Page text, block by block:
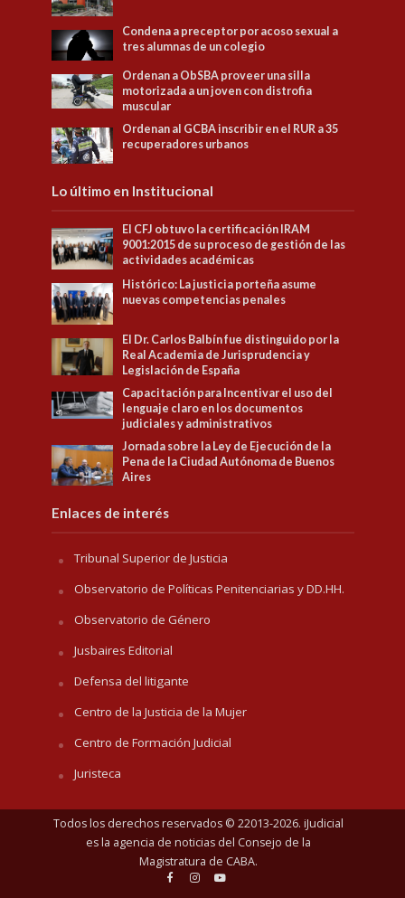
Condena a preceptor por acoso sexual a
tres alumnas de un colegio
Ordenan a ObSBA proveer una silla
motorizada a un joven con distrofia
muscular
Ordenan al GCBA inscribir en el RUR a 35
recuperadores urbanos
Lo último en Institucional
El CFJ obtuvo la certificación IRAM
9001:2015 de su proceso de gestión de las
actividades académicas
Histórico: La justicia porteña asume
nuevas competencias penales
El Dr. Carlos Balbín fue distinguido por la
Real Academia de Jurisprudencia y
Legislación de España
Capacitación para Incentivar el uso del
lenguaje claro en los documentos
judiciales y administrativos
Jornada sobre la Ley de Ejecución de la
Pena de la Ciudad Autónoma de Buenos
Aires
Enlaces de interés
Tribunal Superior de Justicia
Observatorio de Políticas Penitenciarias y DD.HH.
Observatorio de Género
Jusbaires Editorial
Defensa del litigante
Centro de la Justicia de la Mujer
Centro de Formación Judicial
Juristeca
Todos los derechos reservados © 22013-2026. iJudicial
es la agencia de noticias del Consejo de la
Magistratura de CABA.